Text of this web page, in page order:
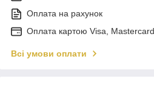
Оплата на рахунок
Оплата картою Visa,
Всі умови оплати